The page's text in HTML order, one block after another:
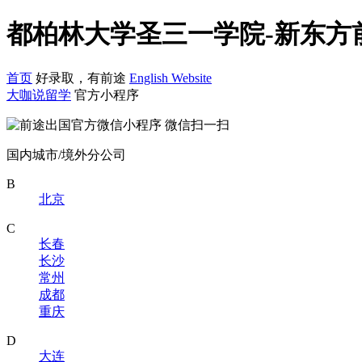
都柏林大学圣三一学院-新东方
首页 好录取，有前途 English Website
大咖说留学 官方小程序
微信扫一扫
国内城市/境外分公司
B
北京
C
长春
长沙
常州
成都
重庆
D
大连